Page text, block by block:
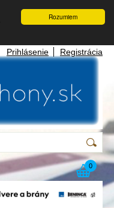
Rozumiem
Prihlásenie Registrácia
0